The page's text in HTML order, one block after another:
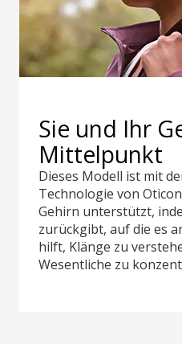
Sie und Ihr
Mittelpunkt
Dieses Modell ist mit
Technologie von
Gehirn unterstützt,
zurückgibt, auf die es
hilft, Klänge zu
Wesentliche zu